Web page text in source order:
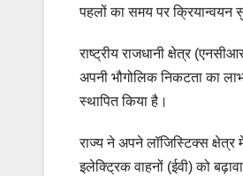
पहलों का समय पर क्रियान्वयन
राष्ट्रीय राजधानी क्षेत्र
अपनी भौगोलिक निकटता का
स्थापित किया है।
राज्य ने अपने लॉजिस्टिक्स
इलेक्ट्रिक वाहनों (ईवी) को